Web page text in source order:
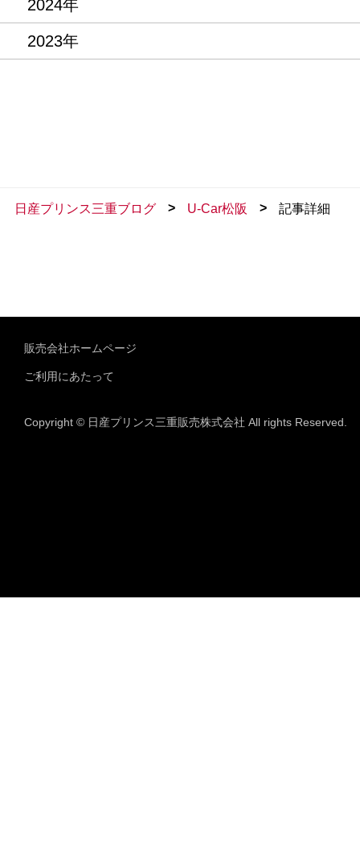
2024年
2023年
日産プリンス三重ブログ > U-Car松阪 > 記事詳細
販売会社ホームページ
ご利用にあたって
Copyright © 日産プリンス三重販売株式会社 All rights Reserved.